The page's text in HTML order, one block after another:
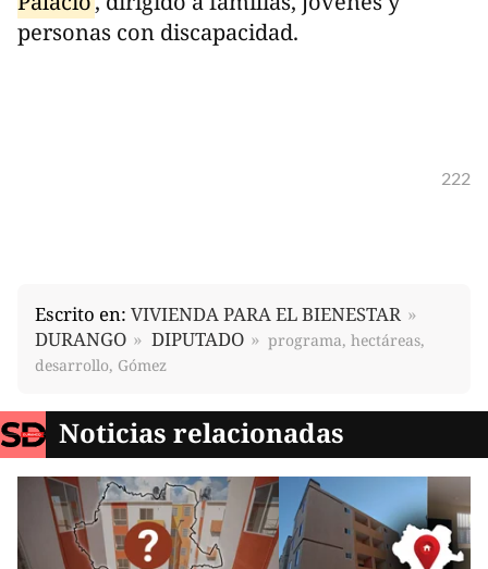
personas con discapacidad.
222
Escrito en: VIVIENDA PARA EL BIENESTAR
DURANGO
DIPUTADO
programa, hectáreas,
desarrollo, Gómez
Noticias relacionadas